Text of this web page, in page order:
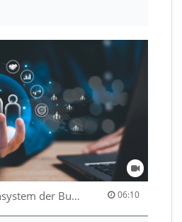
Das optimierte Lohnsystem der Bundesverwaltung 06:10